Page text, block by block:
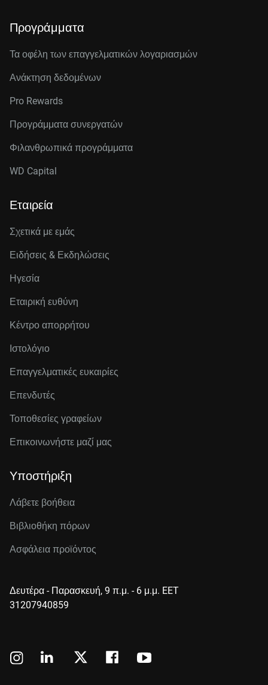
Προγράμματα
Τα οφέλη των επαγγελματικών λογαριασμών
Ανάκτηση δεδομένων
Pro Rewards
Προγράμματα συνεργατών
Φιλανθρωπικά προγράμματα
WD Capital
Εταιρεία
Σχετικά με εμάς
Ειδήσεις & Εκδηλώσεις
Ηγεσία
Εταιρική ευθύνη
Κέντρο απορρήτου
Ιστολόγιο
Επαγγελματικές ευκαιρίες
Επενδυτές
Τοποθεσίες γραφείων
Επικοινωνήστε μαζί μας
Υποστήριξη
Λάβετε βοήθεια
Βιβλιοθήκη πόρων
Ασφάλεια προϊόντος
Δευτέρα - Παρασκευή, 9 π.μ. - 6 μ.μ. EET
31207940859